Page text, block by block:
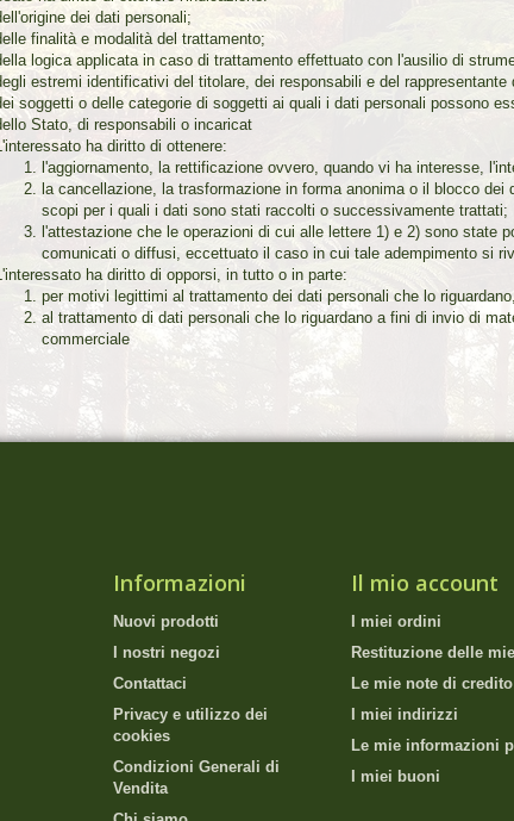
dei dati personali;
finalità e modalità del trattamento;
logica applicata in caso di trattamento effettuato con l'ausilio di
estremi identificativi del titolare, dei responsabili e del
soggetti o delle categorie di soggetti ai quali i dati personali possono
Stato, di responsabili o incaricat
L'interessato ha diritto di ottenere:
l'aggiornamento, la rettificazione ovvero, quando vi ha interesse,
la cancellazione, la trasformazione in forma anonima o il blocco
scopi per i quali i dati sono stati raccolti o successivamente trattati;
l'attestazione che le operazioni di cui alle lettere 1) e 2) sono state
comunicati o diffusi, eccettuato il caso in cui tale adempimento si
L'interessato ha diritto di opporsi, in tutto o in parte:
per motivi legittimi al trattamento dei dati personali che lo
al trattamento di dati personali che lo riguardano a fini di invio di
commerciale
Informazioni
Nuovi prodotti
I nostri negozi
Contattaci
Privacy e utilizzo dei
cookies
Condizioni Generali di
Vendita
Il mio account
I miei ordini
Restituzione delle
Le mie note di credito
I miei indirizzi
Le mie informazioni
I miei buoni